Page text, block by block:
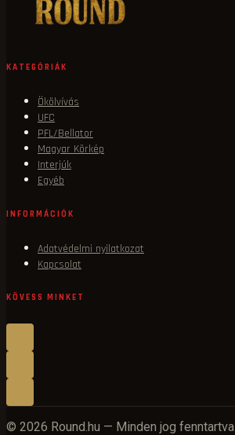
KATEGÓRIÁK
Ökölvívás
UFC
PFL/Bellator
Magyar Körkép
Interjúk
Egyéb
INFORMÁCIÓK
Adatvédelmi nyilatkozat
Kapcsolat
KÖVESS MINKET
© 2026 Round.hu — Minden jog fenntartva